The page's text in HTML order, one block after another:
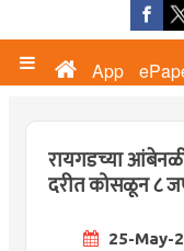
App
रायगडच्या
दरीत कोसळून ८
25-May-